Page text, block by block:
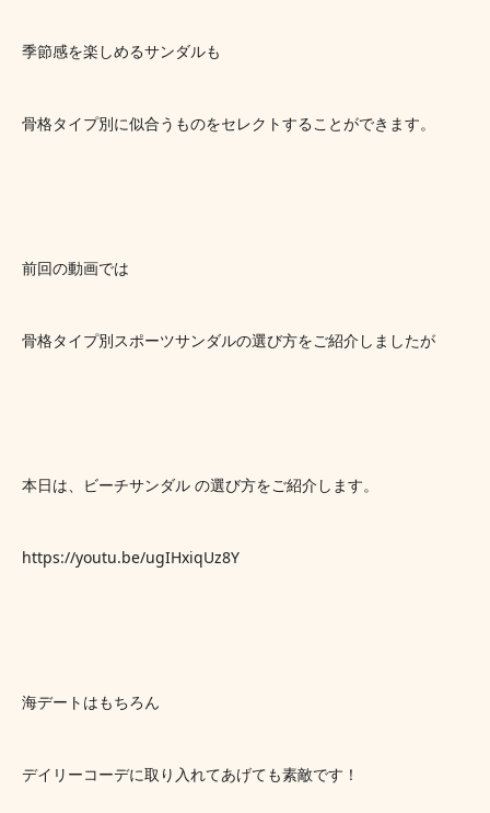
季節感を楽しめるサンダルも
骨格タイプ別に似合うものをセレクトすることができます。
前回の動画では
骨格タイプ別スポーツサンダルの選び方をご紹介しましたが
本日は、ビーチサンダル の選び方をご紹介します。
https://youtu.be/ugIHxiqUz8Y
海デートはもちろん
デイリーコーデに取り入れてあげても素敵です！